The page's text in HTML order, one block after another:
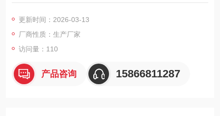
更新时间：2026-03-13
厂商性质：生产厂家
访问量：110
产品咨询 15866811287